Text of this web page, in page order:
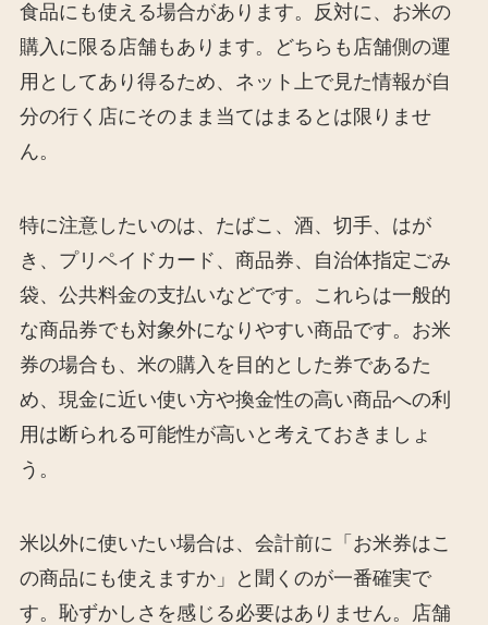
食品にも使える場合があります。反対に、お米の
購入に限る店舗もあります。どちらも店舗側の運
用としてあり得るため、ネット上で見た情報が自
分の行く店にそのまま当てはまるとは限りませ
ん。
特に注意したいのは、たばこ、酒、切手、はが
き、プリペイドカード、商品券、自治体指定ごみ
袋、公共料金の支払いなどです。これらは一般的
な商品券でも対象外になりやすい商品です。お米
券の場合も、米の購入を目的とした券であるた
め、現金に近い使い方や換金性の高い商品への利
用は断られる可能性が高いと考えておきましょ
う。
米以外に使いたい場合は、会計前に「お米券はこ
の商品にも使えますか」と聞くのが一番確実で
す。恥ずかしさを感じる必要はありません。店舗